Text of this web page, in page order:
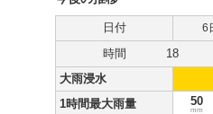
日付 6
時間 18
大雨浸水
1時間最大雨量
50
mm